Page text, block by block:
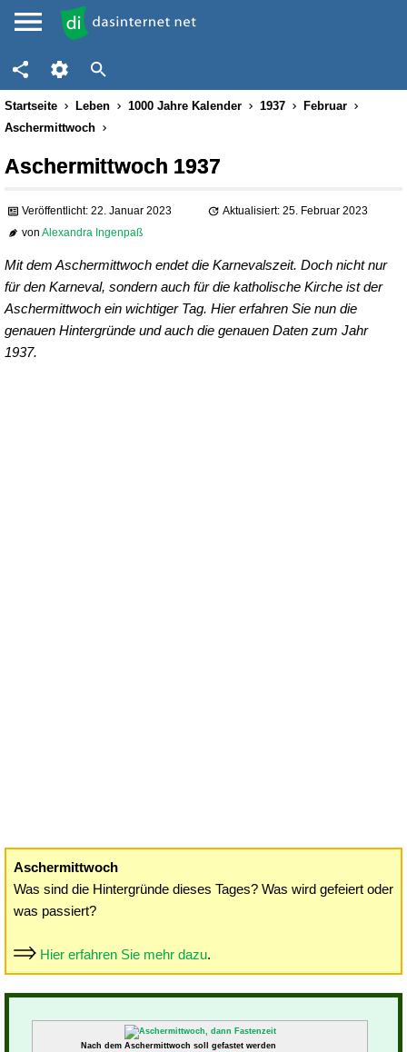
Startseite Leben 1000 Jahre Kalender 1937
Februar
Aschermittwoch
Aschermittwoch 1937
Veröffentlicht: 22. Januar 2023
Aktualisiert: 25. Februar 2023
vonAlexandra Ingenpaß
Mit dem Aschermittwoch endet die Karnevalszeit. Doch nicht nur
für den Karneval, sondern auch für die katholische Kirche ist der
Aschermittwoch ein wichtiger Tag. Hier erfahren Sie nun die
genauen Hintergründe und auch die genauen Daten zum Jahr
1937.
Aschermittwoch
Was sind die Hintergründe dieses Tages? Was wird gefeiert oder
was passiert?
Hier erfahren Sie mehr dazu.
Nach dem Aschermittwoch soll gefastet werden